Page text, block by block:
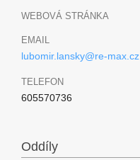
WEBOVÁ STRÁNKA
EMAIL
lubomir.lansky@re-max.cz
TELEFON
605570736
Oddíly